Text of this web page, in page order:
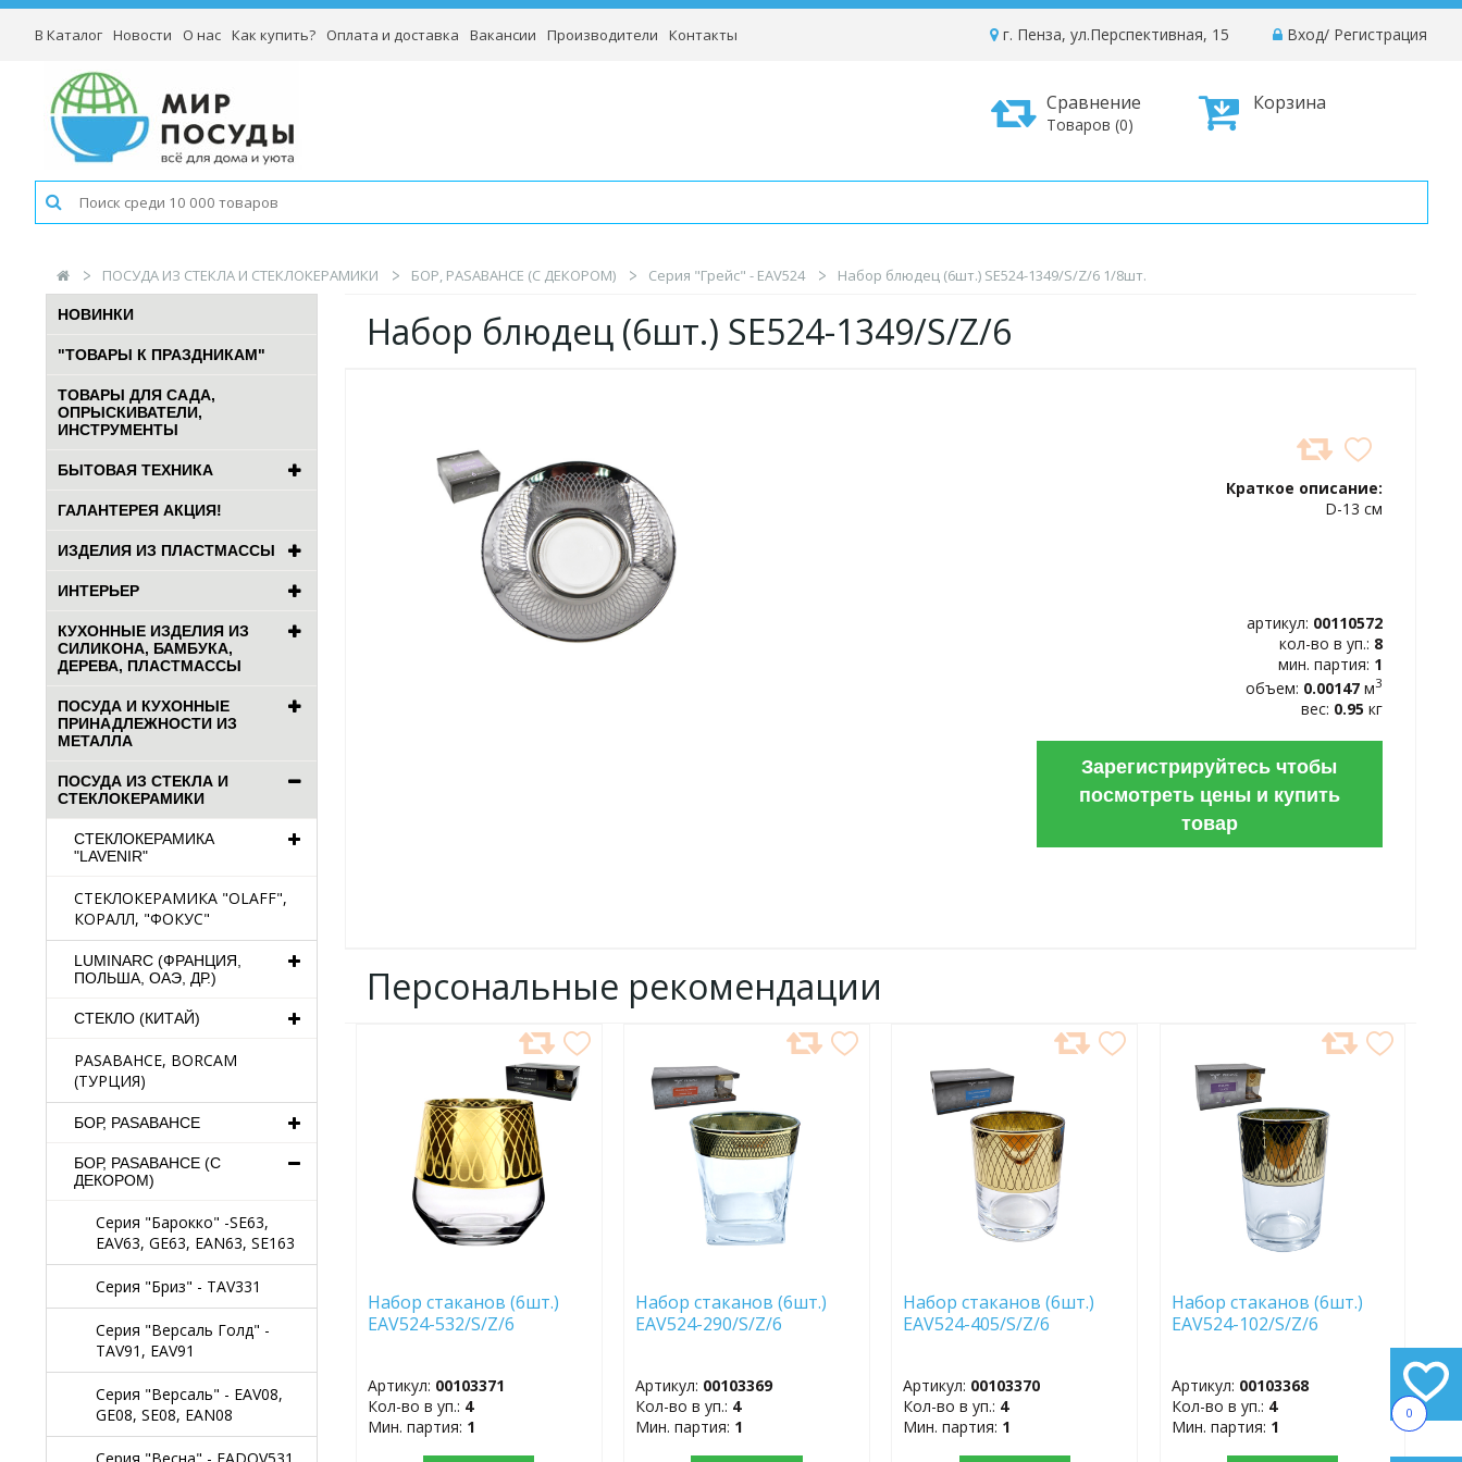
0
В Каталог Новости О нас Как купить? Оплата и доставка Вакансии Производители Контакты Вход/ Регистрация
г. Пенза, ул.Перспективная, 15
Корзина
Сравнение
Товаров (0)
ПОСУДА ИЗ СТЕКЛА И СТЕКЛОКЕРАМИКИ БОР, PASABAHCE (С ДЕКОРОМ) Серия "Грейс" - EAV524 Набор блюдец (6шт.) SE524-1349/S/Z/6 1/8шт.
НОВИНКИ
"ТОВАРЫ К ПРАЗДНИКАМ"
ТОВАРЫ ДЛЯ САДА,
ОПРЫСКИВАТЕЛИ,
ИНСТРУМЕНТЫ
БЫТОВАЯ ТЕХНИКА
ГАЛАНТЕРЕЯ АКЦИЯ!
ИЗДЕЛИЯ ИЗ ПЛАСТМАССЫ
ИНТЕРЬЕР
КУХОННЫЕ ИЗДЕЛИЯ ИЗ
СИЛИКОНА, БАМБУКА,
ДЕРЕВА, ПЛАСТМАССЫ
ПОСУДА И КУХОННЫЕ
ПРИНАДЛЕЖНОСТИ ИЗ
МЕТАЛЛА
ПОСУДА ИЗ СТЕКЛА И
СТЕКЛОКЕРАМИКИ
СТЕКЛОКЕРАМИКА
"LAVENIR"
СТЕКЛОКЕРАМИКА "OLAFF",
КОРАЛЛ, "ФОКУС"
LUMINARC (ФРАНЦИЯ,
ПОЛЬША, ОАЭ, ДР.)
СТЕКЛО (КИТАЙ)
PASABAHCE, BORCAM
(ТУРЦИЯ)
БОР, PASABAHCE
БОР, PASABAHCE (С
ДЕКОРОМ)
Серия "Барокко" -SE63,
EAV63, GE63, EAN63, SE163
Серия "Бриз" - TAV331
Серия "Версаль Голд" -
TAV91, EAV91
Серия "Версаль" - EAV08,
GE08, SE08, EAN08
Набор блюдец (6шт.) SE524-1349/S/Z/6
Краткое описание:
D-13 см
артикул: 00110572
кол-во в уп.: 8
мин. партия: 1
объем: 0.00147 м3
вес: 0.95 кг
Зарегистрируйтесь чтобы
посмотреть цены и купить
товар
Персональные рекомендации
Набор стаканов (6шт.)
EAV524-532/S/Z/6
Артикул: 00103371
Кол-во в уп.: 4
Мин. партия: 1
В
ИЗБРАННОЕ
Набор стаканов (6шт.)
EAV524-290/S/Z/6
Артикул: 00103369
Кол-во в уп.: 4
Мин. партия: 1
В
ИЗБРАННОЕ
Набор стаканов (6шт.)
EAV524-405/S/Z/6
Артикул: 00103370
Кол-во в уп.: 4
Мин. партия: 1
В
ИЗБРАННОЕ
Набор стаканов (6шт.)
EAV524-102/S/Z/6
Артикул: 00103368
Кол-во в уп.: 4
Мин. партия: 1